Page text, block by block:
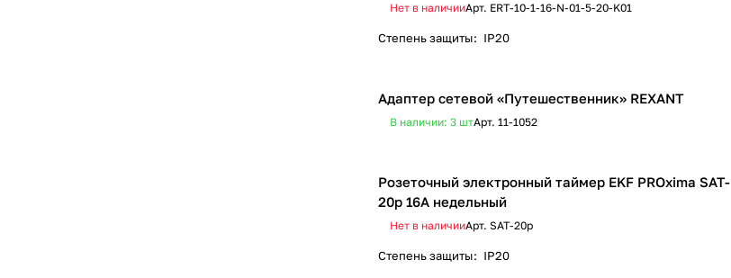
Нет в наличииАрт. ERT-10-1-16-N-01-5-20-K01
Степень защиты: IP20
Адаптер сетевой «Путешественник» REXANT
В наличии: 3 штАрт. 11-1052
Розеточный электронный таймер EKF PROxima SAT-
20p 16A недельный
Нет в наличииАрт. SAT-20p
Степень защиты: IP20